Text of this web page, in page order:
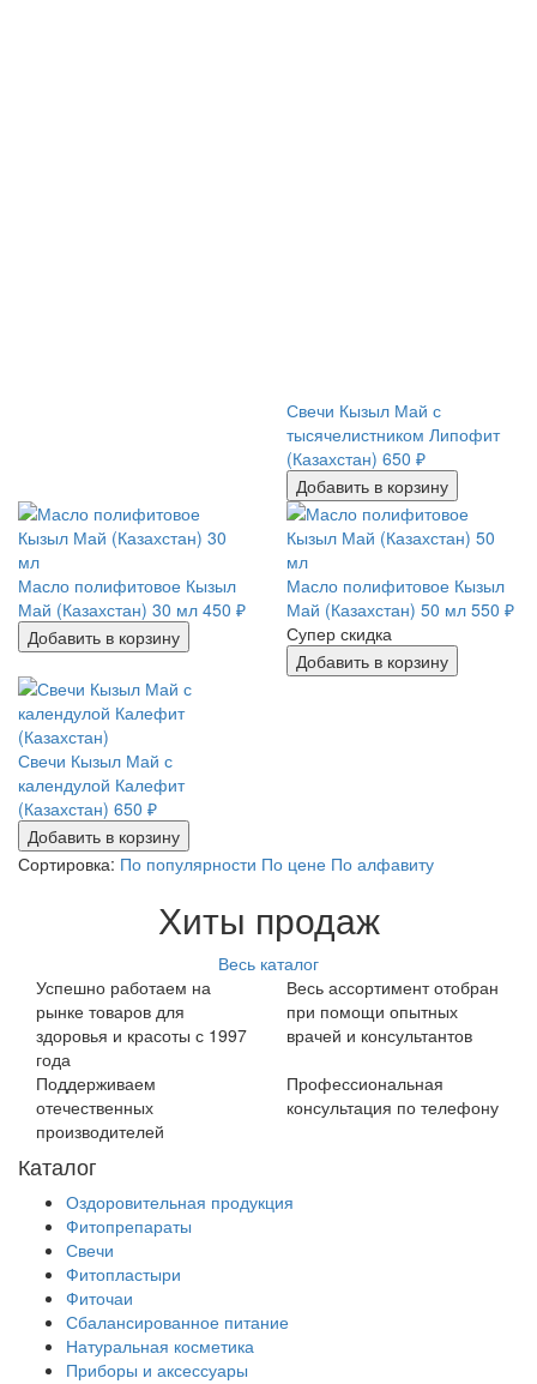
Свечи Кызыл Май с
тысячелистником Липофит
(Казахстан) 650 ₽
Добавить в корзину
Масло полифитовое Кызыл
Май (Казахстан) 30 мл 450 ₽
Добавить в корзину
Масло полифитовое Кызыл
Май (Казахстан) 50 мл 550 ₽
Супер скидка
Добавить в корзину
Свечи Кызыл Май с
календулой Калефит
(Казахстан) 650 ₽
Добавить в корзину
Сортировка: По популярности По цене По алфавиту
Хиты продаж
Весь каталог
Успешно работаем на
рынке товаров для
здоровья и красоты с 1997
года
Весь ассортимент отобран
при помощи опытных
врачей и консультантов
Поддерживаем
отечественных
производителей
Профессиональная
консультация по телефону
Каталог
Оздоровительная продукция
Фитопрепараты
Свечи
Фитопластыри
Фиточаи
Сбалансированное питание
Натуральная косметика
Приборы и аксессуары